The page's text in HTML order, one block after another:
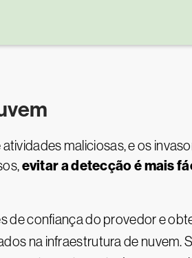
maliciosas, e os
evitar a detecção é mais
de confiança do provedor e
na infraestrutura de nuvem.